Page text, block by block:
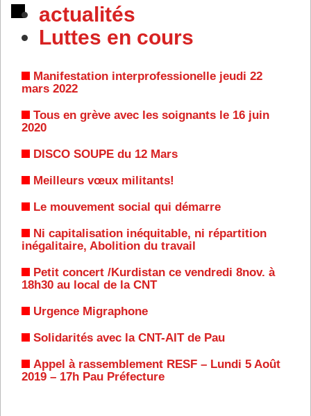
actualités
Luttes en cours
Manifestation interprofessionelle jeudi 22
mars 2022
Tous en grève avec les soignants le 16 juin
2020
DISCO SOUPE du 12 Mars
Meilleurs vœux militants!
Le mouvement social qui démarre
Ni capitalisation inéquitable, ni répartition
inégalitaire, Abolition du travail
Petit concert /Kurdistan ce vendredi 8nov. à
18h30 au local de la CNT
Urgence Migraphone
Solidarités avec la CNT-AIT de Pau
Appel à rassemblement RESF – Lundi 5 Août
2019 – 17h Pau Préfecture